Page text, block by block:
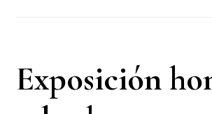
Exposición